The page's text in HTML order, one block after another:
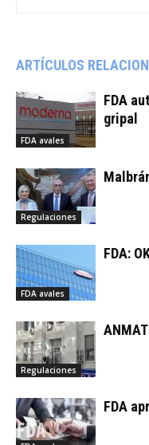
ARTÍCULOS
FDA avales
FDA
gripal
Regulaciones
FDA avales
FDA:
Regulaciones
FDA